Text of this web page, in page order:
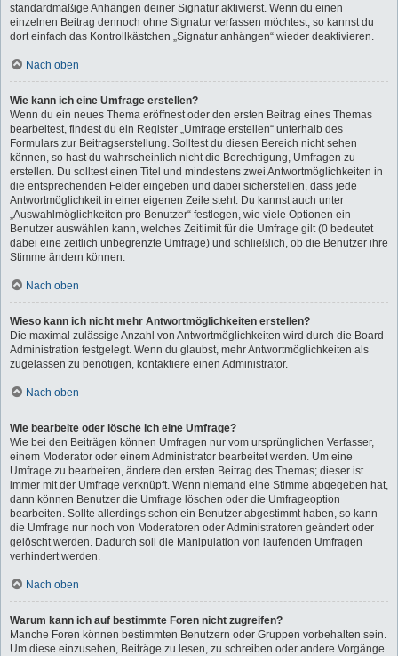
standardmäßige Anhängen deiner Signatur aktivierst. Wenn du einen
einzelnen Beitrag dennoch ohne Signatur verfassen möchtest, so kannst du
dort einfach das Kontrollkästchen „Signatur anhängen“ wieder deaktivieren.
Nach oben
Wie kann ich eine Umfrage erstellen?
Wenn du ein neues Thema eröffnest oder den ersten Beitrag eines Themas
bearbeitest, findest du ein Register „Umfrage erstellen“ unterhalb des
Formulars zur Beitragserstellung. Solltest du diesen Bereich nicht sehen
können, so hast du wahrscheinlich nicht die Berechtigung, Umfragen zu
erstellen. Du solltest einen Titel und mindestens zwei Antwortmöglichkeiten in
die entsprechenden Felder eingeben und dabei sicherstellen, dass jede
Antwortmöglichkeit in einer eigenen Zeile steht. Du kannst auch unter
„Auswahlmöglichkeiten pro Benutzer“ festlegen, wie viele Optionen ein
Benutzer auswählen kann, welches Zeitlimit für die Umfrage gilt (0 bedeutet
dabei eine zeitlich unbegrenzte Umfrage) und schließlich, ob die Benutzer ihre
Stimme ändern können.
Nach oben
Wieso kann ich nicht mehr Antwortmöglichkeiten erstellen?
Die maximal zulässige Anzahl von Antwortmöglichkeiten wird durch die Board-
Administration festgelegt. Wenn du glaubst, mehr Antwortmöglichkeiten als
zugelassen zu benötigen, kontaktiere einen Administrator.
Nach oben
Wie bearbeite oder lösche ich eine Umfrage?
Wie bei den Beiträgen können Umfragen nur vom ursprünglichen Verfasser,
einem Moderator oder einem Administrator bearbeitet werden. Um eine
Umfrage zu bearbeiten, ändere den ersten Beitrag des Themas; dieser ist
immer mit der Umfrage verknüpft. Wenn niemand eine Stimme abgegeben hat,
dann können Benutzer die Umfrage löschen oder die Umfrageoption
bearbeiten. Sollte allerdings schon ein Benutzer abgestimmt haben, so kann
die Umfrage nur noch von Moderatoren oder Administratoren geändert oder
gelöscht werden. Dadurch soll die Manipulation von laufenden Umfragen
verhindert werden.
Nach oben
Warum kann ich auf bestimmte Foren nicht zugreifen?
Manche Foren können bestimmten Benutzern oder Gruppen vorbehalten sein.
Um diese einzusehen, Beiträge zu lesen, zu schreiben oder andere Vorgänge